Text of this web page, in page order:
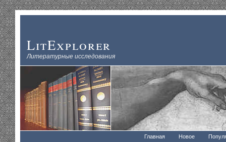
LitExplorer
Литературные исследования
Главная Новое